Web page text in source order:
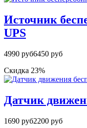
Источник
UPS
4990 руб6450 руб
Скидка 23%
Датчик
1690 руб2200 руб